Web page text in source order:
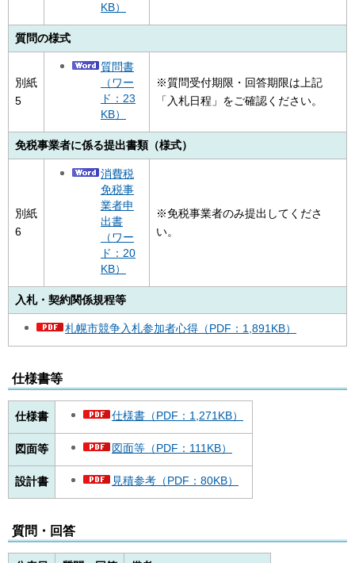
KB）
質問の様式
別紙
5
質問書
（ワー
ド：23
KB）
※質問受付期限・回答期限は上記
「入札日程」をご確認ください。
免税事業者に係る提出書類（様式）
別紙
6
消費税
免税事
業者申
出書
（ワー
ド：20
KB）
※免税事業者のみ提出してくださ
い。
入札・契約関係規程等
札幌市競争入札参加者心得（PDF：1,891KB）
仕様書等
仕様書 仕様書（PDF：1,271KB）
図面等 図面等（PDF：111KB）
設計書 見積参考（PDF：80KB）
質問・回答